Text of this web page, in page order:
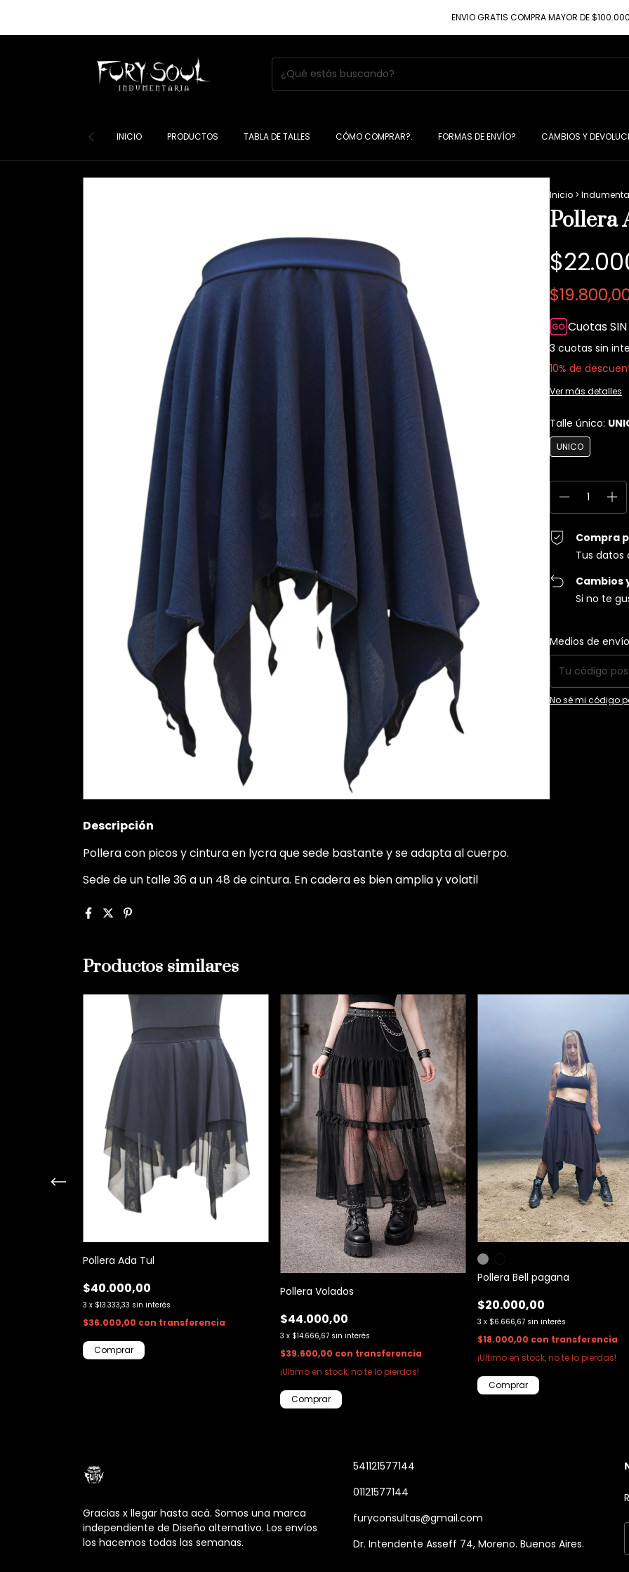
ENVIO GRATIS COMPRA MAYOR DE $100.000 10%
INICIO PRODUCTOS TABLA DE TALLES CÓMO COMPRAR?. FORMAS DE ENVÍO? CAMBIOS Y
Inicio >
Pollera
Cuotas
3 cuotas sin
10% de
Ver más detalles
Talle único:
UNICO
Compra
Tus datos
Cambios
Si no te
Entregas para el CP:
Medios de envío
No sé mi código
Descripción
Pollera con picos y cintura en lycra que sede bastante y se adapta al cuerpo.
Sede de un talle 36 a un 48 de cintura. En cadera es bien amplia y volatil
Productos similares
Pollera Ada Tul
$40.000,00
3 x $13.333,33 sin interés
$36.000,00 con transferencia
Comprar
Pollera Volados
$44.000,00
3 x $14.666,67 sin interés
$39.600,00 con transferencia
¡Ultimo en stock, no te lo pierdas!
Comprar
Pollera Bell pagana
$20.000,00
3 x $6.666,67 sin interés
$18.000,00 con transferencia
¡Ultimo en stock, no te lo pierdas!
Comprar
Gracias x llegar hasta acá. Somos una marca
independiente de Diseño alternativo. Los envíos
los hacemos todas las semanas.
541121577144
01121577144
furyconsultas@gmail.com
Dr. Intendente Asseff 74, Moreno. Buenos Aires.